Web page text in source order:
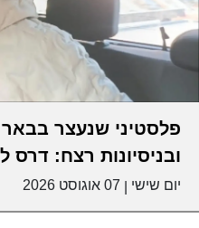
פלסטיני שנעצר
ובניסיונות רצח: דרס
יום שישי 07 אוגוסט 2026